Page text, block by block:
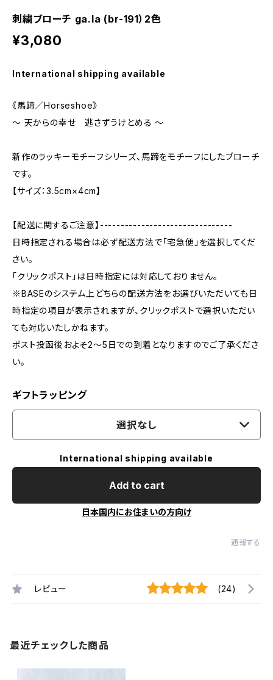
刺繍ブローチ ga.la (br-191）2色
¥3,080
International shipping available
《馬蹄／Horseshoe》
～ 天からの幸せ 逃さずうけとめる ～
新作のラッキーモチーフシリーズ、馬蹄をモチーフにしたブローチ
です。
【サイズ：3.5cm×4cm】
【配送に関するご注意】--------------------------------
日時指定される場合は必ず配送方法で「宅急便」を選択してくだ
さい。
「クリックポスト」は日時指定には対応しておりません。
※BASEのシステム上どちらの配送方法をお選びいただいても日
時指定の項目が表示されますが、クリックポストで選択いただい
ても対応いたしかねます。
ポスト投函後およそ2～5日での到着となりますのでご了承くださ
い。
ギフトラッピング
選択なし
International shipping available
Add to cart
日本国内にお住まいの方向け
通報する
レビュー (24)
最近チェックした商品